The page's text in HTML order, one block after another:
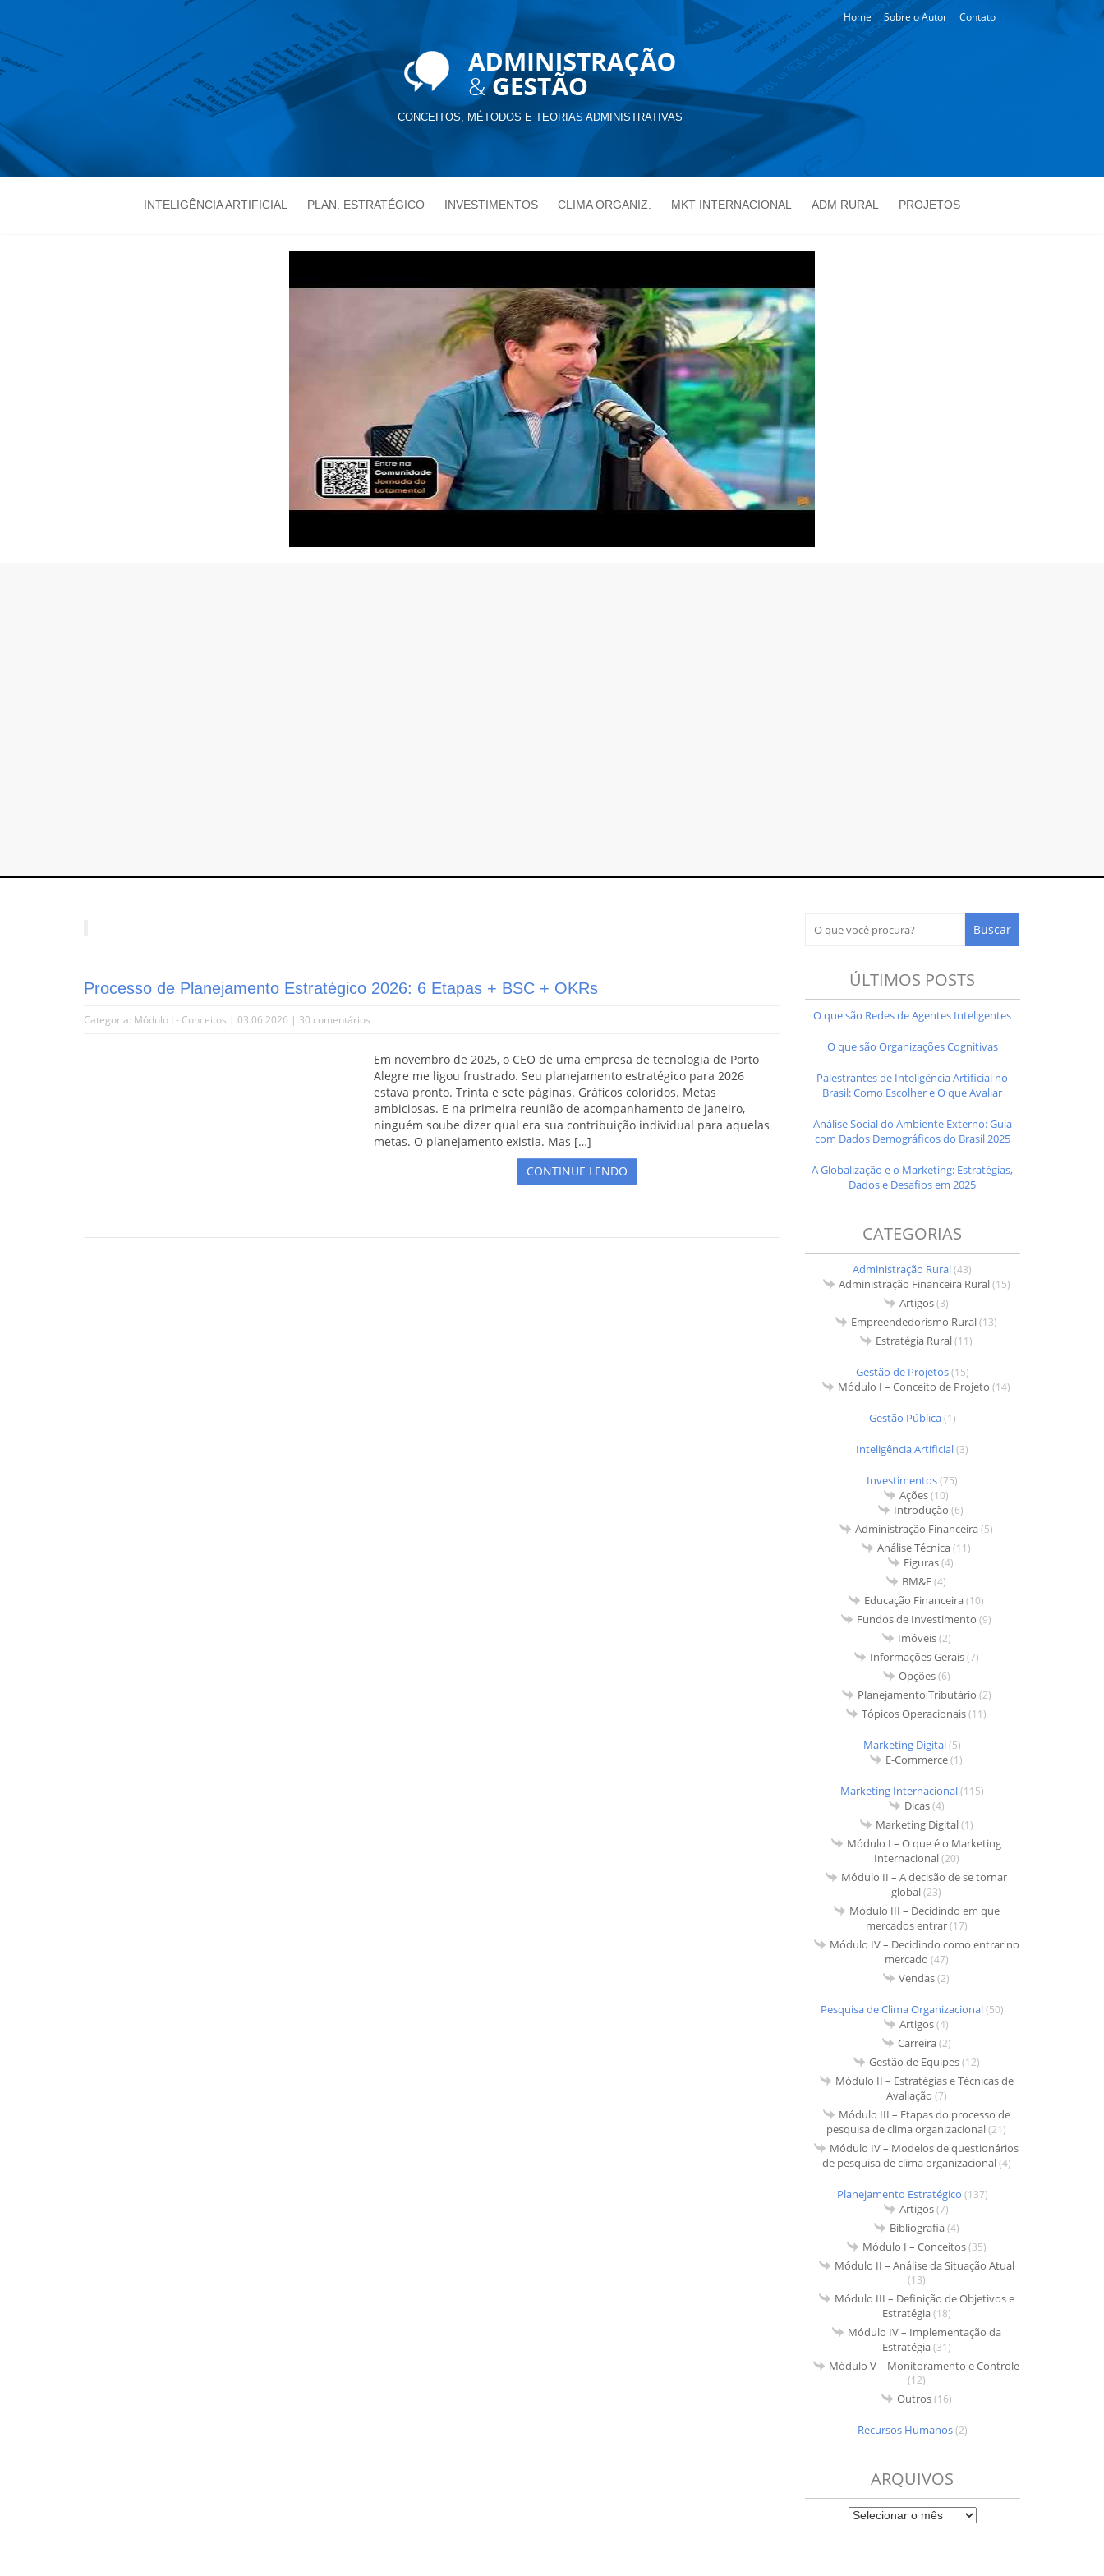
Home Sobre o Autor Contato
CONCEITOS, MÉTODOS E TEORIAS ADMINISTRATIVAS
INTELIGÊNCIA ARTIFICIAL PLAN. ESTRATÉGICO INVESTIMENTOS CLIMA ORGANIZ. MKT INTERNACIONAL ADM RURAL PROJETOS
Processo de Planejamento Estratégico 2026: 6 Etapas + BSC + OKRs
Categoria: Módulo I - Conceitos | 03.06.2026 | 30 comentários
Em novembro de 2025, o CEO de uma empresa de tecnologia de Porto
Alegre me ligou frustrado. Seu planejamento estratégico para 2026
estava pronto. Trinta e sete páginas. Gráficos coloridos. Metas
ambiciosas. E na primeira reunião de acompanhamento de janeiro,
ninguém soube dizer qual era sua contribuição individual para aquelas
metas. O planejamento existia. Mas […]
CONTINUE LENDO
ÚLTIMOS POSTS
O que são Redes de Agentes Inteligentes
O que são Organizações Cognitivas
Palestrantes de Inteligência Artificial no
Brasil: Como Escolher e O que Avaliar
Análise Social do Ambiente Externo: Guia
com Dados Demográficos do Brasil 2025
A Globalização e o Marketing: Estratégias,
Dados e Desafios em 2025
CATEGORIAS
Administração Rural(43)
Administração Financeira Rural(15)
Artigos(3)
Empreendedorismo Rural(13)
Estratégia Rural(11)
Gestão de Projetos(15)
Módulo I – Conceito de Projeto (14)
Gestão Pública(1)
Inteligência Artificial(3)
Investimentos(75)
Ações(10)
Introdução (6)
Administração Financeira(5)
Análise Técnica(11)
Figuras(4)
BM&F(4)
Educação Financeira(10)
Fundos de Investimento (9)
Imóveis(2)
Informações Gerais(7)
Opções(6)
Planejamento Tributário (2)
Tópicos Operacionais(11)
Marketing Digital(5)
E-Commerce(1)
Marketing Internacional(115)
Dicas(4)
Marketing Digital(1)
Módulo I – O que é o Marketing
Internacional(20)
Módulo II – A decisão de se tornar
global(23)
Módulo III – Decidindo em que
mercados entrar(17)
Módulo IV – Decidindo como entrar no
mercado (47)
Vendas(2)
Pesquisa de Clima Organizacional(50)
Artigos(4)
Carreira(2)
Gestão de Equipes(12)
Módulo II – Estratégias e Técnicas de
Avaliação (7)
Módulo III – Etapas do processo de
pesquisa de clima organizacional(21)
Módulo IV – Modelos de questionários
de pesquisa de clima organizacional(4)
Planejamento Estratégico (137)
Artigos(7)
Bibliografia(4)
Módulo I – Conceitos(35)
Módulo II – Análise da Situação Atual
(13)
Módulo III – Definição de Objetivos e
Estratégia(18)
Módulo IV – Implementação da
Estratégia(31)
Módulo V – Monitoramento e Controle
(12)
Outros(16)
Recursos Humanos(2)
ARQUIVOS